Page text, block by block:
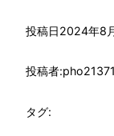
投稿日2024年8
投稿者:pho21371
タグ: